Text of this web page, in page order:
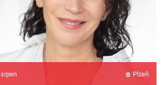
srpen Plzeň